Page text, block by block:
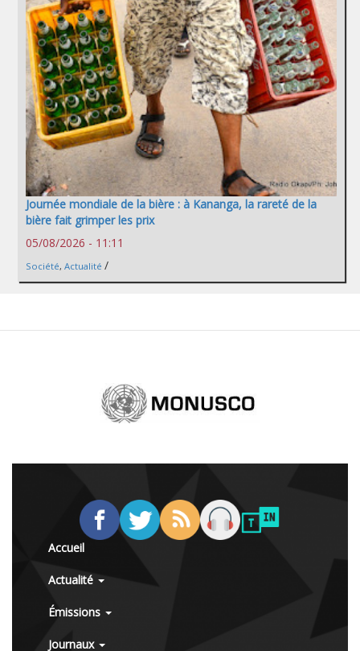
Journée mondiale de la bière : à Kananga, la rareté de la
bière fait grimper les prix
05/08/2026 - 11:11
Société, Actualité /
Accueil
Actualité
Émissions
Journaux